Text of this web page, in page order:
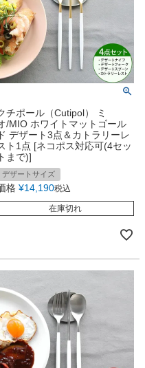
チポール（Cutipol） ミ
/MIO ホワイトマットゴール
ド デザート3点＆カトラリーレ
ト1点 [ネコポス対応可(4セッ
トまで)]
デザートサイズ
格 ¥14,190税込
在庫切れ